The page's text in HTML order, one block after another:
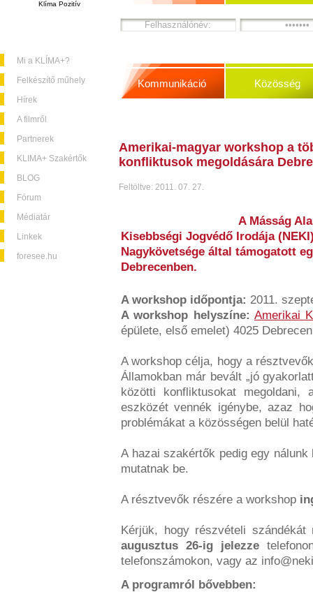
Klíma Pozitív
Mi a KLÍMA+?
Felkészítő műhely
Hírek
A filmről
Partnerek
KLIMA+ Szakértők
BLOG
Fórum
Médiatár
Linkek
foresee.hu
Kommunikáció Közösség
Amerikai-magyar workshop a
konfliktusok megoldására
Feltöltve: 2011. 07. 27.
A Másság
Kisebbségi Jogvédő Irodája
Nagykövetsége által támogatott
Debrecenben.
A workshop időpontja: 2011.
A workshop helyszíne: Amerikai
épülete, első emelet) 4025
A workshop célja, hogy a
Államokban már bevált „jó
közötti konfliktusokat
eszközét vennék igénybe, azaz
problémákat a közösségen belül
A hazai szakértők pedig egy
mutatnak be.
A résztvevők részére a workshop
Kérjük, hogy részvételi szándékát
augusztus 26-ig jelezze
telefonszámokon, vagy az
A programról bővebben: